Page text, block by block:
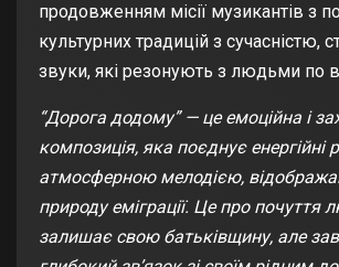
продовженням місії музикантів з
культурних традицій з сучасністю,
звуки, які резонують з людьми по
“Дорога додому” — це емоційна і
композиція, яка поєднує енергійні
атмосферною мелодією,
природу еміграції. Це про почуття
залишає свою батьківщину, але